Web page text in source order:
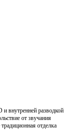
внутренней разводкой
от звучания
отделка